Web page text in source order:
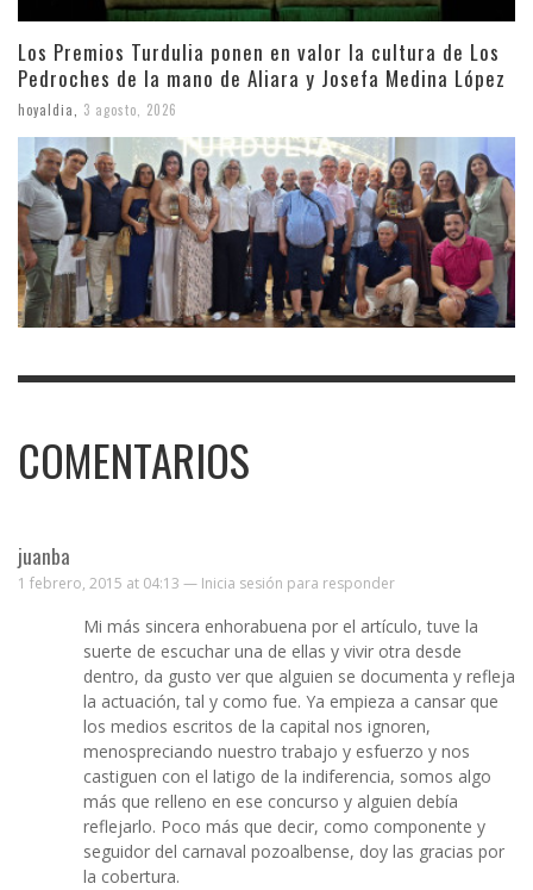
Los Premios Turdulia ponen en valor la cultura de Los
Pedroches de la mano de Aliara y Josefa Medina López
hoyaldia 3 agosto, 2026
COMENTARIOS
juanba
1 febrero, 2015 at 04:13 — Inicia sesión para responder
Mi más sincera enhorabuena por el artículo, tuve la
suerte de escuchar una de ellas y vivir otra desde
dentro, da gusto ver que alguien se documenta y refleja
la actuación, tal y como fue. Ya empieza a cansar que
los medios escritos de la capital nos ignoren,
menospreciando nuestro trabajo y esfuerzo y nos
castiguen con el latigo de la indiferencia, somos algo
más que relleno en ese concurso y alguien debía
reflejarlo. Poco más que decir, como componente y
seguidor del carnaval pozoalbense, doy las gracias por
la cobertura.